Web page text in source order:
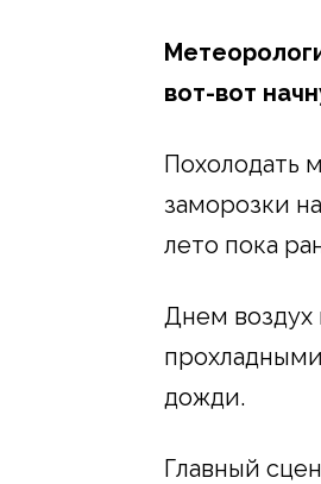
вот-вот
Похолодать
заморозки
лето пока
Днем воздух
дожди.
Главный